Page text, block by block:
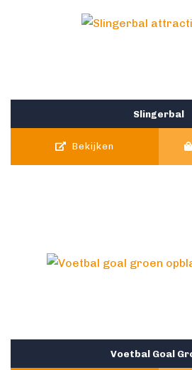
Slingerbal
Bekijken
Voetbal Goal